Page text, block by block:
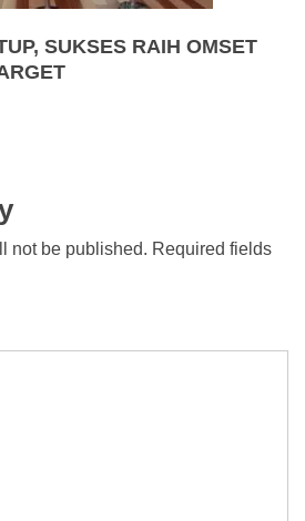
SUKSES RAIH OMSET
not be published. Required fields